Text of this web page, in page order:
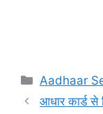
Categories
Aadhaar
आधार कार्ड